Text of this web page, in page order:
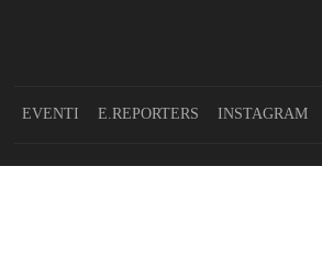
EVENTI E.REPORTERS INSTAGRAM